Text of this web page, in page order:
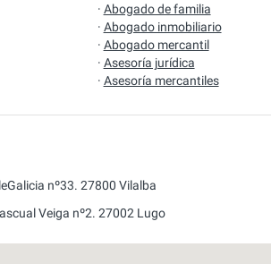
· Abogado de familia
· Abogado inmobiliario
· Abogado mercantil
· Asesoría jurídica
· Asesoría mercantiles
nº33.27800 Vilalba
Veiga nº2.27002 Lugo